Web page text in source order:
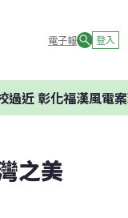
電子報 登入
彰化福漢風電案環
之美